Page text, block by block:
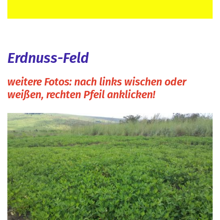
Erdnuss-Feld
weitere Fotos: nach links wischen oder
weißen, rechten Pfeil anklicken!
Ende der Fotodokumentation!